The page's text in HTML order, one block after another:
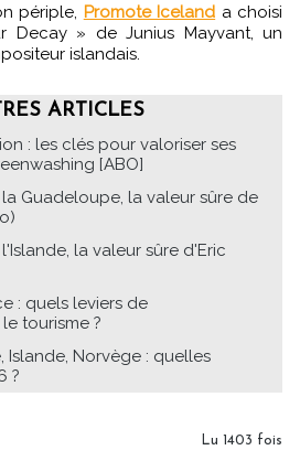
périple, Promote Iceland a choisi
Decay » de Junius Mayvant, un
islandais.
ARTICLES
: les clés pour valoriser ses
[ABO]
Guadeloupe, la valeur sûre de
la valeur sûre d'Eric
: quels leviers de
tourisme ?
Islande, Norvège : quelles
?
Lu 1403 fois